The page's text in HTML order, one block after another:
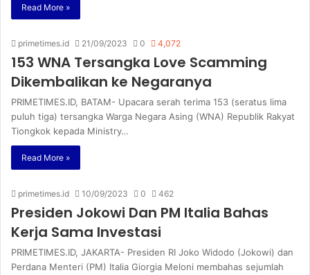
Read More »
primetimes.id 21/09/2023 0 4,072
153 WNA Tersangka Love Scamming
Dikembalikan ke Negaranya
PRIMETIMES.ID, BATAM- Upacara serah terima 153 (seratus lima
puluh tiga) tersangka Warga Negara Asing (WNA) Republik Rakyat
Tiongkok kepada Ministry…
Read More »
primetimes.id 10/09/2023 0 462
Presiden Jokowi Dan PM Italia Bahas
Kerja Sama Investasi
PRIMETIMES.ID, JAKARTA- Presiden RI Joko Widodo (Jokowi) dan
Perdana Menteri (PM) Italia Giorgia Meloni membahas sejumlah